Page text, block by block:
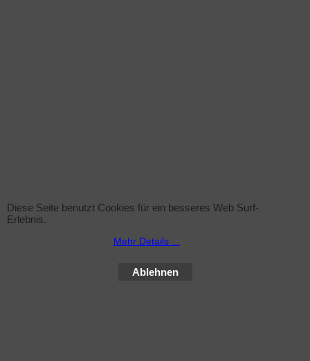
Sprühflasche (leer)
zzgl. Versand
Diese Seite benutzt Cookies für ein besseres Web Surf-
Erlebnis.
Mehr Details ...
Ablehnen